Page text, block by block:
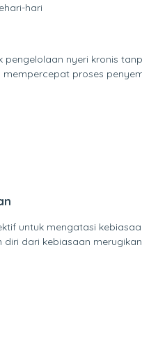
hari
nyeri kronis
proses
untuk mengatasi
dari kebiasaan